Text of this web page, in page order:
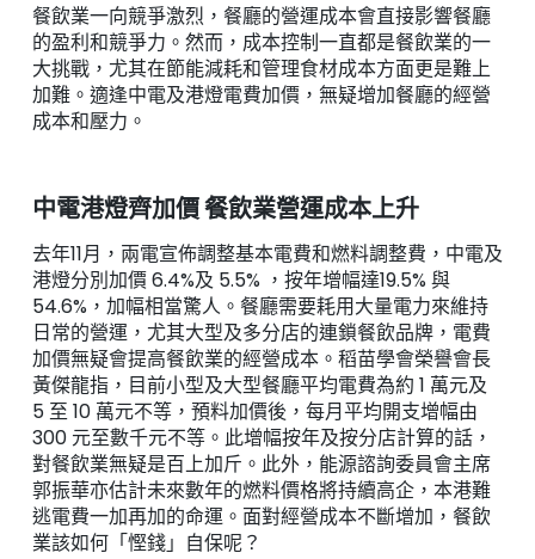
餐飲業一向競爭激烈，餐廳的營運成本會直接影響餐廳
的盈利和競爭力。然而，成本控制一直都是餐飲業的一
大挑戰，尤其在節能減耗和管理食材成本方面更是難上
加難。適逢中電及港燈電費加價，無疑增加餐廳的經營
成本和壓力。
中電港燈齊加價 餐飲業營運成本上升
去年11月，兩電宣佈調整基本電費和燃料調整費，中電及
港燈分別加價 6.4%及 5.5% ，按年增幅達19.5% 與
54.6%，加幅相當驚人。餐廳需要耗用大量電力來維持
日常的營運，尤其大型及多分店的連鎖餐飲品牌，電費
加價無疑會提高餐飲業的經營成本。稻苗學會榮譽會長
黃傑龍指，目前小型及大型餐廳平均電費為約 1 萬元及
5 至 10 萬元不等，預料加價後，每月平均開支增幅由
300 元至數千元不等。此增幅按年及按分店計算的話，
對餐飲業無疑是百上加斤。此外，能源諮詢委員會主席
郭振華亦估計未來數年的燃料價格將持續高企，本港難
逃電費一加再加的命運。面對經營成本不斷增加，餐飲
業該如何「慳錢」自保呢？